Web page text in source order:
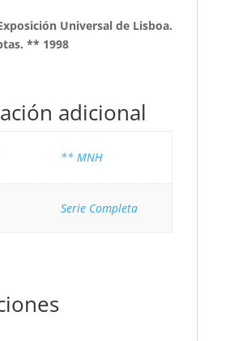
Universal de Lisboa.
** 1998
adicional
** MNH
Serie Completa